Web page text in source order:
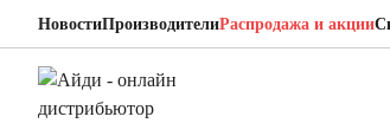
НовостиПроизводителиРаспродажа и акции
ABB 2CCS891001R0164
Автоматический выключатель